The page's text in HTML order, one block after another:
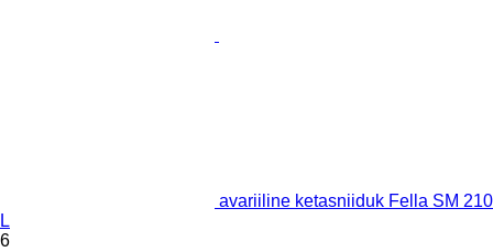
avariiline ketasniiduk Fella SM 210
L
6